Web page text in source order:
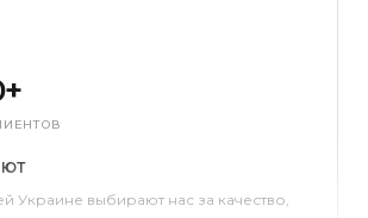
Украине выбирают нас за качество,